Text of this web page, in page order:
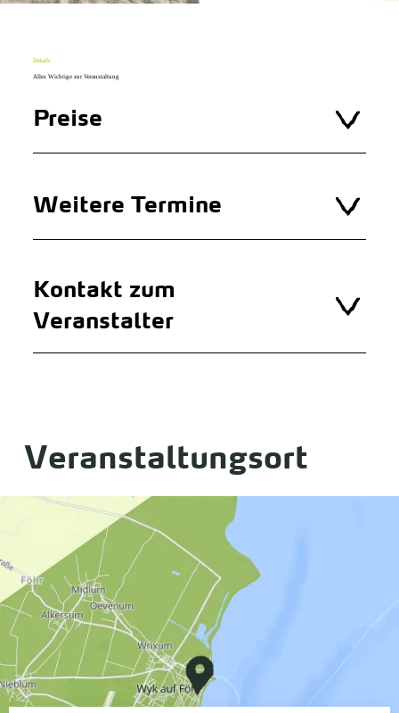
Details
Alles Wichtige zur Veranstaltung
Preise
Weitere Termine
Kontakt zum
Veranstalter
Veranstaltungsort